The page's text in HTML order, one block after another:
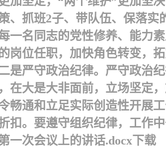
、抓班2子、带队伍、保落
一名同志的党性修养、能力
岗位任职，加快角色转变，
是严守政治纪律。严守政治
在大是大非面前，立场坚定
畅通和立足实际创造性开展
扣。要遵守组织纪律，工作
一次会议上的讲话.docx下载